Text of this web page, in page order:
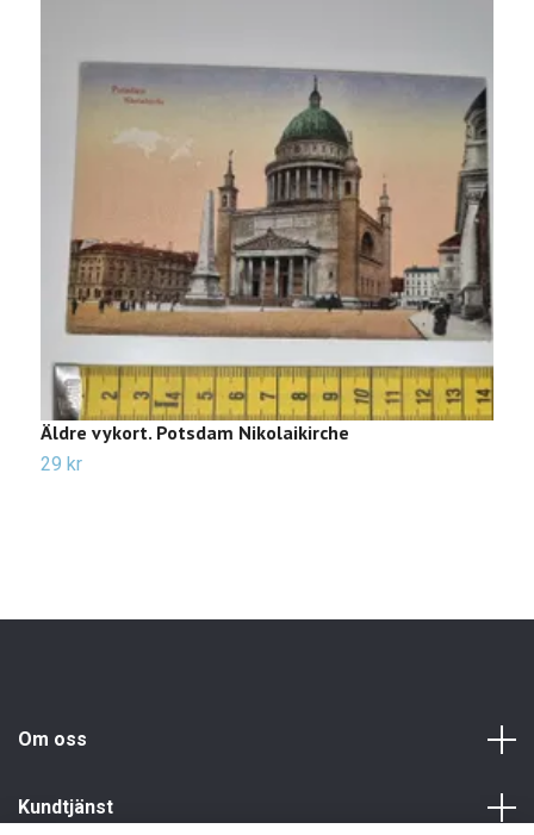
Äldre vykort. Potsdam Nikolaikirche
29 kr
Om oss
Kundtjänst